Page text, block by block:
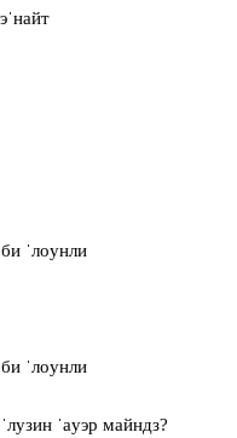
ˈлoунли
ˈлoунли
ˈaуэр майндз?